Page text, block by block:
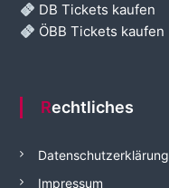
DB Tickets kaufen
ÖBB Tickets kaufen
Rechtliches
Datenschutzerklärung
Impressum